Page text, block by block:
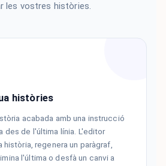
les vostres històries.
històries
acabada amb una instrucció
des de l'última línia. L'editor
regenera un paràgraf,
l'última o desfà un canvi a